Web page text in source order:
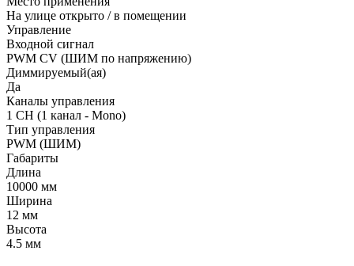
На улице открыто / в помещении
Управление
Входной сигнал
PWM СV (ШИМ по напряжению)
Диммируемый(ая)
Да
Каналы управления
1 CH (1 канал - Mono)
Тип управления
PWM (ШИМ)
Габариты
Длина
10000 мм
Ширина
12 мм
Высота
4.5 мм